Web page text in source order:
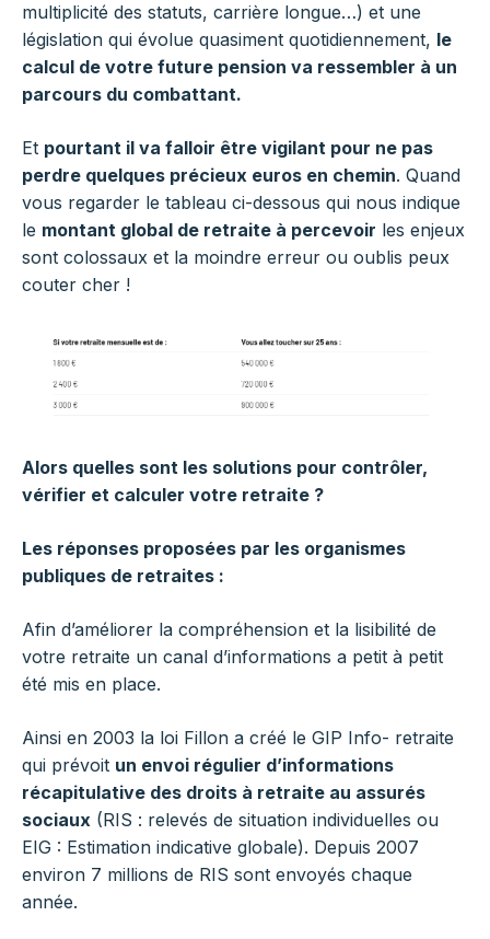
multiplicité des statuts, carrière longue…) et une
législation qui évolue quasiment quotidiennement, le
calcul de votre future pension va ressembler à un
parcours du combattant.
Et pourtant il va falloir être vigilant pour ne pas
perdre quelques précieux euros en chemin. Quand
vous regarder le tableau ci-dessous qui nous indique
le montant global de retraite à percevoir les enjeux
sont colossaux et la moindre erreur ou oublis peux
couter cher !
Alors quelles sont les solutions pour contrôler,
vérifier et calculer votre retraite ?
Les réponses proposées par les organismes
publiques de retraites :
Afin d’améliorer la compréhension et la lisibilité de
votre retraite un canal d’informations a petit à petit
été mis en place.
Ainsi en 2003 la loi Fillon a créé le GIP Info- retraite
qui prévoit un envoi régulier d’informations
récapitulative des droits à retraite au assurés
sociaux (RIS : relevés de situation individuelles ou
EIG : Estimation indicative globale). Depuis 2007
environ 7 millions de RIS sont envoyés chaque
année.